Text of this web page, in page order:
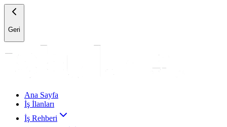
Geri
Ana Sayfa
İş İlanları
İş Rehberi